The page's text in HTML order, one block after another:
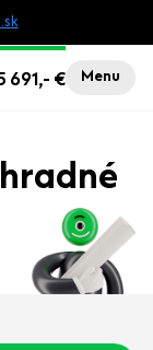
Menu
691,- €